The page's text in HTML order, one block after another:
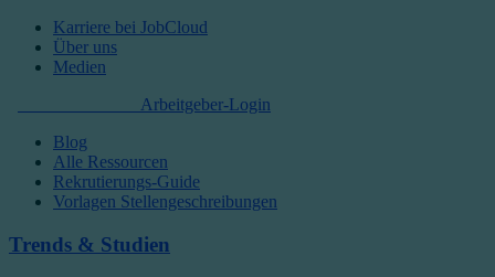
Karriere bei JobCloud​
Über uns
Medien
Arbeitgeber-Login
Blog
Alle Ressourcen
Rekrutierungs-Guide
Vorlagen Stellengeschreibungen
Trends & Studien